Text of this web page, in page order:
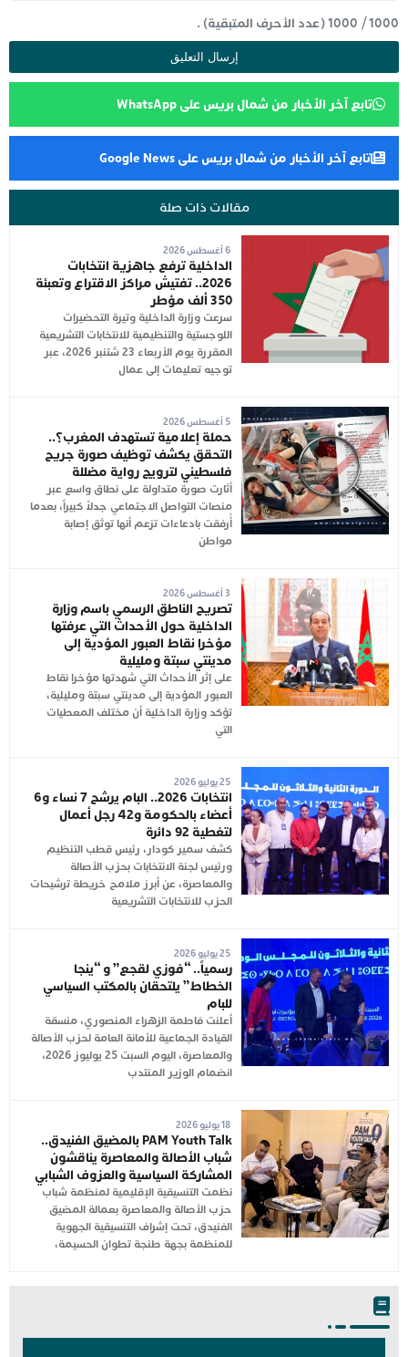
1000
/
1000(عدد الأحرف المتبقية) .
تابع آخر الأخبار من شمال بريس على WhatsApp
تابع آخر الأخبار من شمال بريس على Google News
مقالات ذات صلة
6 أغسطس 2026
الداخلية ترفع جاهزية انتخابات
2026.. تفتيش مراكز الاقتراع وتعبئة
350 ألف مؤطر
سرعت وزارة الداخلية وتيرة التحضيرات
اللوجستية والتنظيمية للانتخابات التشريعية
المقررة يوم الأربعاء 23 شتنبر 2026، عبر
توجيه تعليمات إلى عمال
5 أغسطس 2026
حملة إعلامية تستهدف المغرب؟..
التحقق يكشف توظيف صورة جريح
فلسطيني لترويج رواية مضللة
أثارت صورة متداولة على نطاق واسع عبر
منصات التواصل الاجتماعي جدلاً كبيراً، بعدما
أُرفقت بادعاءات تزعم أنها توثق إصابة
مواطن
تصريح الناطق الرسمي باسم وزارة
الداخلية حول الأحداث التي عرفتها
مؤخرا نقاط العبور المؤدية إلى
مدينتي سبتة ومليلية
على إثر الأحداث التي شهدتها مؤخرا نقاط
العبور المؤدية إلى مدينتي سبتة ومليلية،
تؤكد وزارة الداخلية أن مختلف المعطيات
التي
25 يوليو 2026
انتخابات 2026.. البام يرشح 7 نساء و6
أعضاء بالحكومة و42 رجل أعمال
لتغطية 92 دائرة
كشف سمير كودار، رئيس قطب التنظيم
ورئيس لجنة الانتخابات بحزب الأصالة
والمعاصرة، عن أبرز ملامح خريطة ترشيحات
الحزب للانتخابات التشريعية
25 يوليو 2026
رسمياً.. “فوزي لقجع” و “ينجا
الخطاط” يلتحقان بالمكتب السياسي
للبام
أعلنت فاطمة الزهراء المنصوري، منسقة
القيادة الجماعية للأمانة العامة لحزب الأصالة
والمعاصرة، اليوم السبت 25 يوليوز 2026،
انضمام الوزير المنتدب
18 يوليو 2026
PAM Youth Talk بالمضيق الفنيدق..
شباب الأصالة والمعاصرة يناقشون
المشاركة السياسية والعزوف الشبابي
نظمت التنسيقية الإقليمية لمنظمة شباب
حزب الأصالة والمعاصرة بعمالة المضيق
الفنيدق، تحت إشراف التنسيقية الجهوية
للمنظمة بجهة طنجة تطوان الحسيمة،